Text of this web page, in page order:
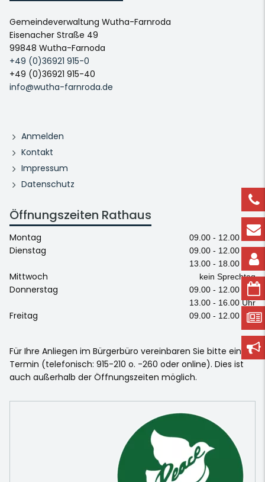
Gemeindeverwaltung Wutha-Farnroda
Eisenacher Straße 49
99848 Wutha-Farnoda
+49 (0)36921 915-0
+49 (0)36921 915-40
info@wutha-farnroda.de
Anmelden
Kontakt
Impressum
Datenschutz
Öffnungszeiten Rathaus
Montag 09.00 - 12.00 Uhr
Dienstag
09.00 - 12.00 Uhr
13.00 - 18.00 Uhr
Mittwoch kein Sprechtag
Donnerstag
09.00 - 12.00 Uhr
13.00 - 16.00 Uhr
Freitag 09.00 - 12.00 Uhr
Für Ihre Anliegen im Bürgerbüro vereinbaren Sie bitte einen
Termin (telefonisch: 915-210 o. -260 oder online). Dies ist
auch außerhalb der Öffnungszeiten möglich.